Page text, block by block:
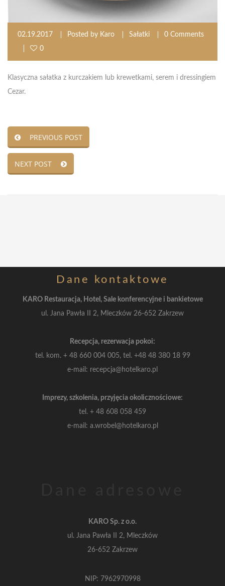
02.19.2017 Posted by Karo Sałatki
0 Comments
0
Klasyczna sałatka z kurczakiem lub krewetkami, serem i dressingiem
Cezar.
PREVIOUS POST
NEXT POST
Dane kontaktowe
KARO Restauracja, Hotel, Sale konferencyjne i bankietowe
ul. Jana Pawła II 2, Mleczków 26-652 Zakrzew
Recepcja, rezerwacja pokoi:
tel. kom. + 48 660 004 005, tel. +48 48 380 18 99
e-mail: recepcja@hotelkaro.pl
Imprezy, szkolenia, przyjęcia okolicznościowe:
tel. + 48 608 058 459
e-mail: a.wrobel@hotelkaro.pl
KARO Sp. z o.o.
ul. Jana Pawła II 2, Mleczków
26-652 Zakrzew
NIP: 7962970998